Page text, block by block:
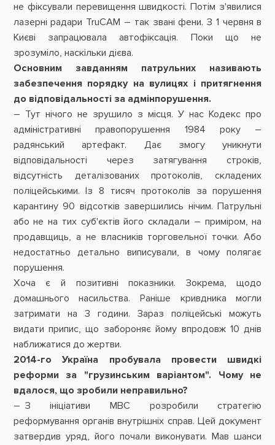
не фіксували перевищення швидкості. Потім з'явилися
лазерні радари TruCAM – так звані фени. З 1 червня в
Києві запрацювала автофіксація. Поки що не
зрозуміло, наскільки дієва.
Основним завданням патрульних називають
забезпечення порядку на вулицях і притягнення
до відповідальності за адмінпорушення.
– Тут нічого не зрушило з місця. У нас Кодекс про
адміністративні правопорушення 1984 року –
радянський артефакт. Дає змогу уникнути
відповідальності через затягування строків,
відсутність деталізованих протоколів, складених
поліцейськими. Із 8 тисяч протоколів за порушення
карантину 90 відсотків завершились нічим. Патрульні
або не на тих суб'єктів його складали – приміром, на
продавщиць, а не власників торговельної точки. Або
недостатньо детально виписували, в чому полягає
порушення.
Хоча є й позитивні показники. Зокрема, щодо
домашнього насильства. Раніше кривдника могли
затримати на 3 години. Зараз поліцейські можуть
видати припис, що забороняє йому впродовж 10 днів
наближатися до жертви.
2014-го Україна пробувала провести швидкі
реформи за "грузинським варіантом". Чому не
вдалося, що зробили неправильно?
– З ініціативи МВС розробили стратегію
реформування органів внутрішніх справ. Цей документ
затвердив уряд, його почали виконувати. Мав шанси